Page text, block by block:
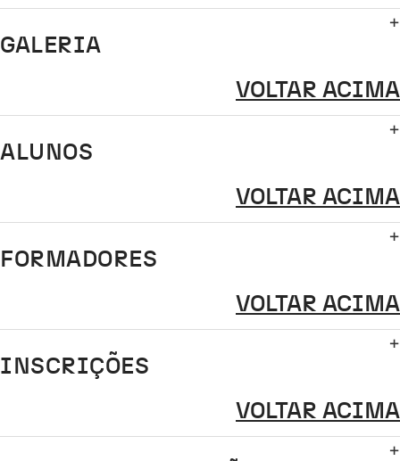
GALERIA
VOLTAR ACIMA
ALUNOS
VOLTAR ACIMA
FORMADORES
VOLTAR ACIMA
INSCRIÇÕES
VOLTAR ACIMA